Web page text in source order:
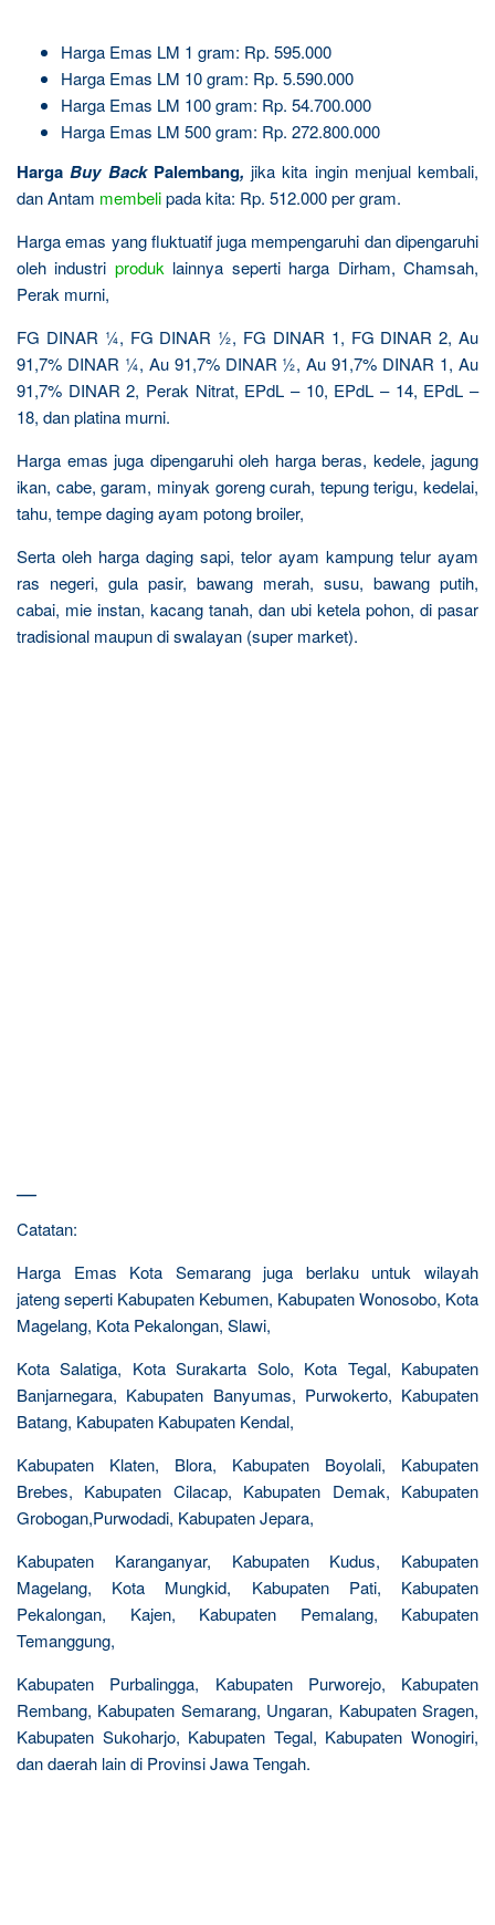
Harga Emas LM 1 gram: Rp. 595.000
Harga Emas LM 10 gram: Rp. 5.590.000
Harga Emas LM 100 gram: Rp. 54.700.000
Harga Emas LM 500 gram: Rp. 272.800.000
HargaBuy Back Palembang, jika kita ingin menjual kembali,
dan Antam membelipada kita: Rp. 512.000 per gram.
Harga emas yang fluktuatif juga mempengaruhi dan dipengaruhi
oleh industri produk lainnya seperti harga Dirham, Chamsah,
Perak murni,
FG DINAR ¼, FG DINAR ½, FG DINAR 1, FG DINAR 2, Au
91,7% DINAR ¼, Au 91,7% DINAR ½, Au 91,7% DINAR 1, Au
91,7% DINAR 2, Perak Nitrat, EPdL – 10, EPdL – 14, EPdL –
18, dan platina murni.
Harga emas juga dipengaruhi oleh harga beras, kedele, jagung
ikan, cabe, garam, minyak goreng curah, tepung terigu, kedelai,
tahu, tempe daging ayam potong broiler,
Serta oleh harga daging sapi, telor ayam kampung telur ayam
ras negeri, gula pasir, bawang merah, susu, bawang putih,
cabai, mie instan, kacang tanah, dan ubi ketela pohon, di pasar
tradisional maupun di swalayan (super market).
—
Catatan:
Harga Emas Kota Semarang juga berlaku untuk wilayah
jateng seperti Kabupaten Kebumen, Kabupaten Wonosobo, Kota
Magelang, Kota Pekalongan, Slawi,
Kota Salatiga, Kota Surakarta Solo, Kota Tegal, Kabupaten
Banjarnegara, Kabupaten Banyumas, Purwokerto, Kabupaten
Batang, Kabupaten Kabupaten Kendal,
Kabupaten Klaten, Blora, Kabupaten Boyolali, Kabupaten
Brebes, Kabupaten Cilacap, Kabupaten Demak, Kabupaten
Grobogan,Purwodadi, Kabupaten Jepara,
Kabupaten Karanganyar, Kabupaten Kudus, Kabupaten
Magelang, Kota Mungkid, Kabupaten Pati, Kabupaten
Pekalongan, Kajen, Kabupaten Pemalang, Kabupaten
Temanggung,
Kabupaten Purbalingga, Kabupaten Purworejo, Kabupaten
Rembang, Kabupaten Semarang, Ungaran, Kabupaten Sragen,
Kabupaten Sukoharjo, Kabupaten Tegal, Kabupaten Wonogiri,
dan daerah lain di Provinsi Jawa Tengah.